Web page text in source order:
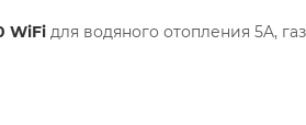
WiFi для водяного отопления 5A,